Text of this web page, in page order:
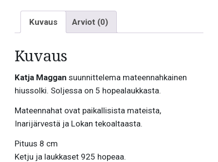
Kuvaus Arviot (0)
Kuvaus
Katja Maggan suunnittelema mateennahkainen
hiussolki. Soljessa on 5 hopealaukkasta.
Mateennahat ovat paikallisista mateista,
Inarijärvestä ja Lokan tekoaltaasta.
Pituus 8 cm
Ketju ja laukkaset 925 hopeaa.